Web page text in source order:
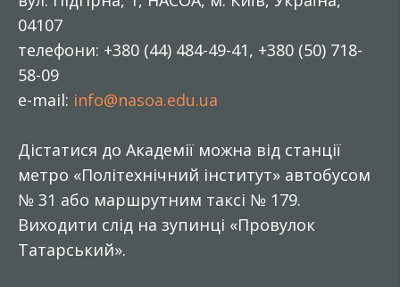
04107
телефони: +380 (44) 484-49-41, +380 (50) 718-
58-09
e-mail: info@nasoa.edu.ua
Дістатися до Академії можна від станції
метро «Політехнічний інститут» автобусом
№ 31 або маршрутним таксі № 179.
Виходити слід на зупинці «Провулок
Татарський».